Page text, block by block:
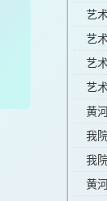
艺
艺
艺
艺
黄
我
我
黄